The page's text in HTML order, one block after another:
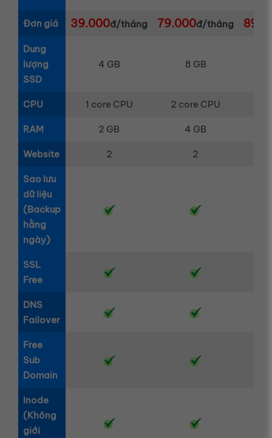
Đơn giá 39.000đ/tháng 79.000đ/tháng
Dung
lượng
SSD
4 GB 8 GB
CPU 1 core CPU 2 core CPU
RAM 2 GB 4 GB
Website 2 2
Sao lưu
dữ liệu
(Backup
hằng
ngày)
SSL
Free
DNS
Failover
Free
Sub
Domain
Inode
(Không
giới